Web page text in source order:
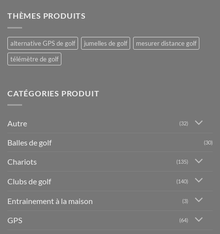
THÈMES PRODUITS
alternative GPS de golf jumelles de golf
mesurer distance golf
télémètre de golf
CATÉGORIES PRODUIT
Autre (32)
Balles de golf (30)
Chariots (135)
Clubs de golf (140)
Entrainement à la maison (3)
GPS (64)